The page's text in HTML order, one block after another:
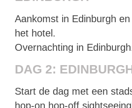
Aankomst in Edinburgh
het hotel.
Overnachting in
DAG 2:
Start de dag met een
hop-on hop-off